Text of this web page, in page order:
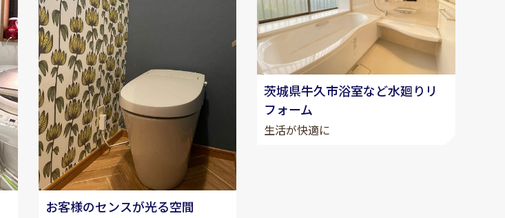
お客様のセンスが光る空間
茨城県牛久市浴室など水廻りリ
フォーム
生活が快適に